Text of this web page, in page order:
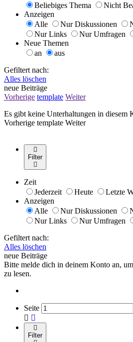
Beliebiges Thema
Nicht
Anzeigen
Alle
Nur Diskussionen
Nur Links
Nur Umfragen
Neue Themen
an
aus
Gefiltert nach:
Alles löschen
neue Beiträge
Vorherige template Weiter
Es gibt keine Unterhaltungen in diesem
Vorherige template Weiter
Filter
Zeit
Jederzeit
Heute Letzte
Anzeigen
Alle
Nur Diskussionen
Nur Links
Nur Umfragen
Gefiltert nach:
Alles löschen
neue Beiträge
Bitte melde dich in deinem Konto an,
zu lesen.
Seite
Filter